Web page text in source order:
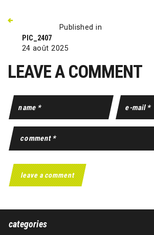
Published in
PIC_2407
24 août 2025
LEAVE A COMMENT
categories